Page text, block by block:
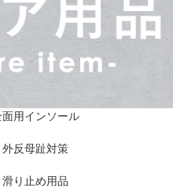
面用インソール
外反母趾対策
滑り止め用品